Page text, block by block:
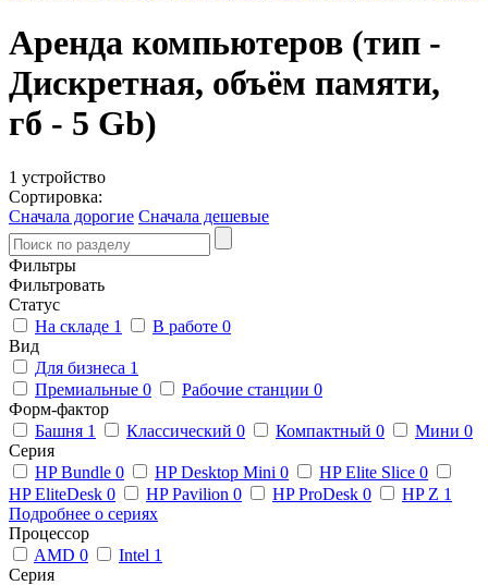
Аренда компьютеров (тип -
Дискретная, объём памяти,
гб - 5 Gb)
1 устройство
Сортировка:
Сначала дорогие Сначала дешевые
Фильтры
Фильтровать
Статус
На складе 1 В работе 0
Вид
Для бизнеса 1
Премиальные 0 Рабочие станции 0
Форм-фактор
Башня 1 Классический 0 Компактный 0 Мини 0
Серия
HP Bundle 0 HP Desktop Mini 0 HP Elite Slice 0
HP EliteDesk 0 HP Pavilion 0 HP ProDesk 0 HP Z 1
Подробнее о сериях
Процессор
AMD 0 Intel 1
Серия